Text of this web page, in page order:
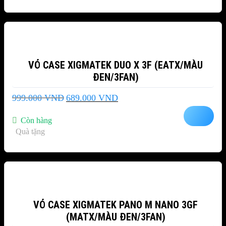
VỎ CASE XIGMATEK DUO X 3F (EATX/MÀU
ĐEN/3FAN)
999.000VND Giá
689.000 VNDGiá
Còn hàng
Quà tặng
VỎ CASE XIGMATEK PANO M NANO 3GF
(MATX/MÀU ĐEN/3FAN)